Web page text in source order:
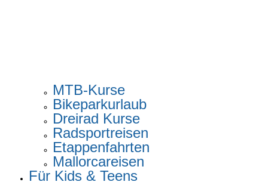
MTB-Kurse
Bikeparkurlaub
Dreirad Kurse
Radsportreisen
Etappenfahrten
Mallorcareisen
Für Kids & Teens